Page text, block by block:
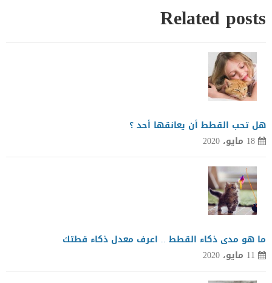
Related posts
هل تحب القطط أن يعانقها أحد ؟
18 مايو، 2020
ما هو مدى ذكاء القطط .. اعرف معدل ذكاء قطتك
11 مايو، 2020